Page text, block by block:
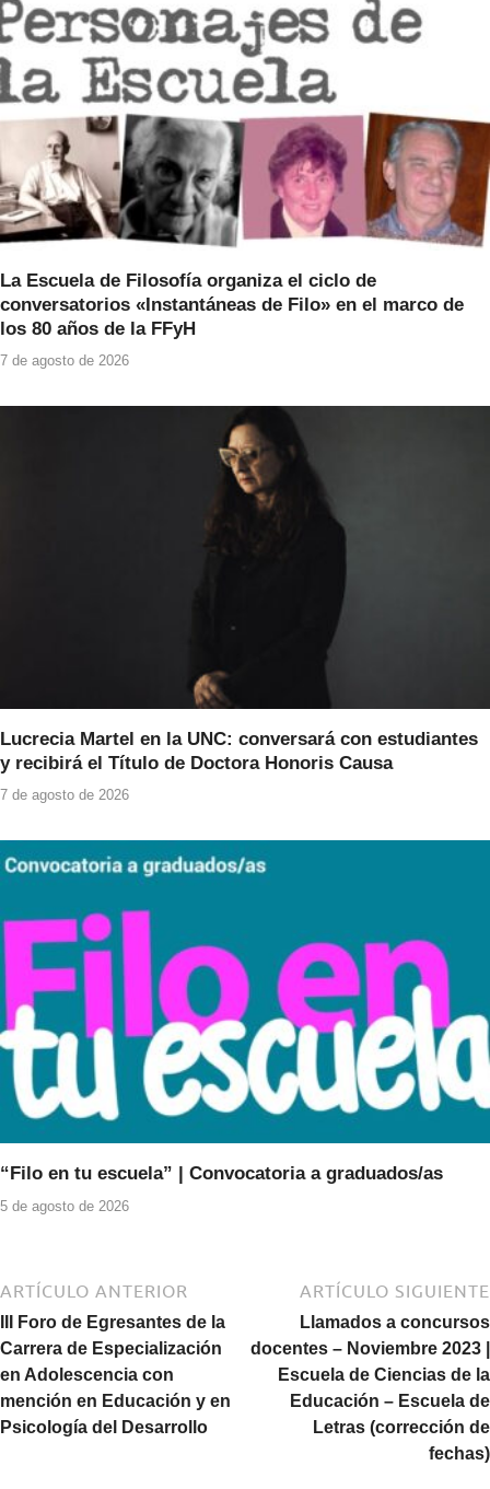
o
k
p
La Escuela de Filosofía organiza el ciclo de
conversatorios «Instantáneas de Filo» en el marco de
los 80 años de la FFyH
7 de agosto de 2026
Lucrecia Martel en la UNC: conversará con estudiantes
y recibirá el Título de Doctora Honoris Causa
7 de agosto de 2026
“Filo en tu escuela” | Convocatoria a graduados/as
5 de agosto de 2026
ARTÍCULO ANTERIOR
III Foro de Egresantes de la
Carrera de Especialización
en Adolescencia con
mención en Educación y en
Psicología del Desarrollo
ARTÍCULO SIGUIENTE
Llamados a concursos
docentes – Noviembre 2023 |
Escuela de Ciencias de la
Educación – Escuela de
Letras (corrección de
fechas)